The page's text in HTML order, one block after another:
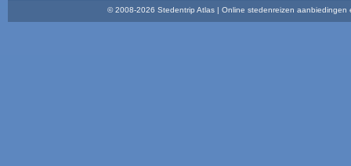
© 2008-2026 Stedentrip Atlas | Online stedenreizen